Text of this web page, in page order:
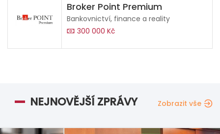
Broker Point Premium
Bankovnictví, finance a reality
300 000 Kč
NEJNOVĚJŠÍ ZPRÁVY Zobrazit vše